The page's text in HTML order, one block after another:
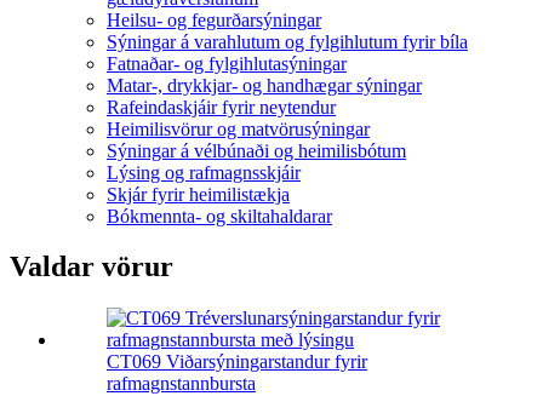
Heilsu- og fegurðarsýningar
Sýningar á varahlutum og fylgihlutum fyrir bíla
Fatnaðar- og fylgihlutasýningar
Matar-, drykkjar- og handhægar sýningar
Rafeindaskjáir fyrir neytendur
Heimilisvörur og matvörusýningar
Sýningar á vélbúnaði og heimilisbótum
Lýsing og rafmagnsskjáir
Skjár fyrir heimilistækja
Bókmennta- og skiltahaldarar
Valdar vörur
CT069 Viðarsýningarstandur fyrir
rafmagnstannbursta